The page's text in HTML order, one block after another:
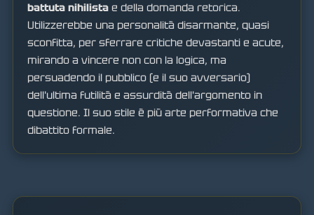
battuta nihilista e della domanda retorica.
Utilizzerebbe una personalità disarmante, quasi
sconfitta, per sferrare critiche devastanti e acute,
mirando a vincere non con la logica, ma
persuadendo il pubblico (e il suo avversario)
dell'ultima futilità e assurdità dell'argomento in
questione. Il suo stile è più arte performativa che
dibattito formale.